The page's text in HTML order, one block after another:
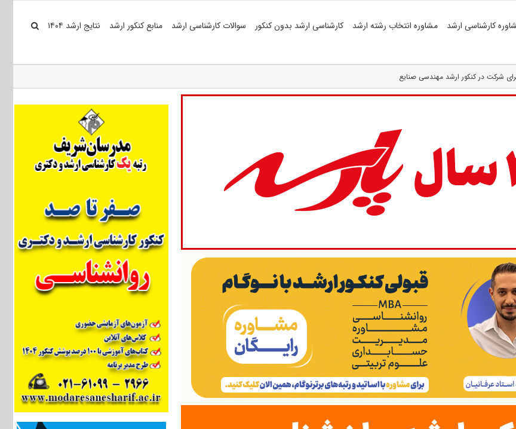
کارشناسی ارشد مشاوره انتخاب رشته ارشد کارشناسی ارشد بدون کنکور سوالات کارشناسی ارشد منابع کنکور ارشد نتایج ارشد ۱۴۰۴
شرکت در کنکور ارشد مهندسی صنایع